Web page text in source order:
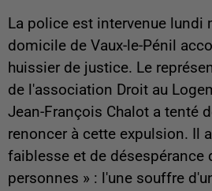
La police est intervenue lundi
domicile de Vaux-le-Pénil
huissier de justice. Le
de l'association Droit au
Jean-François Chalot a tenté
renoncer à cette expulsion. Il
faiblesse et de désespérance
personnes » : l'une souffre